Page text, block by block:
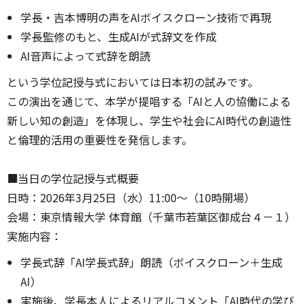
学長・吉本博明の声をAIボイスクローン技術で再現
学長監修のもと、生成AIが式辞文を作成
AI音声によって式辞を朗読
という学位記授与式においては日本初の試みです。
この演出を通じて、本学が提唱する「AIと人の協働による
新しい知の創造」を体現し、学生や社会にAI時代の創造性
と倫理的活用の重要性を発信します。
■当日の学位記授与式概要
日時：2026年3月25日（水）11:00〜（10時開場）
会場：東京情報大学 体育館（千葉市若葉区御成台４－１）
実施内容：
学長式辞「AI学長式辞」朗読（ボイスクローン＋生成
AI）
実施後、学長本人によるリアルコメント「AI時代の学び